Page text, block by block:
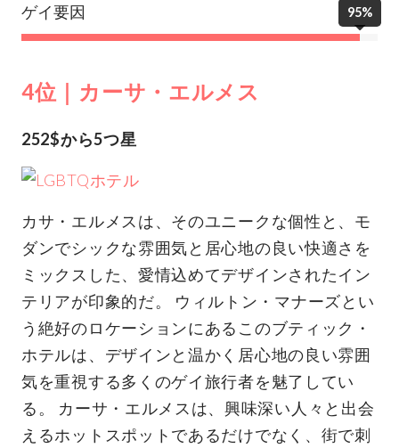
ゲイ要因 95%
4位｜カーサ・エルメス
252$から5つ星
カサ・エルメスは、そのユニークな個性と、モ
ダンでシックな雰囲気と居心地の良い快適さを
ミックスした、愛情込めてデザインされたイン
テリアが印象的だ。 ウィルトン・マナーズとい
う絶好のロケーションにあるこのブティック・
ホテルは、デザインと温かく居心地の良い雰囲
気を重視する多くのゲイ旅行者を魅了してい
る。 カーサ・エルメスは、興味深い人々と出会
えるホットスポットであるだけでなく、街で刺